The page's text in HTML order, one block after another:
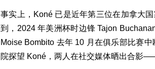
事实上，Koné 已是近年第三位在加拿大
到，2024 年美洲杯时边锋 Tajon
Moise Bombito 去年 10 月在俱乐部比赛
院探望 Koné，两人在社交媒体晒出合影